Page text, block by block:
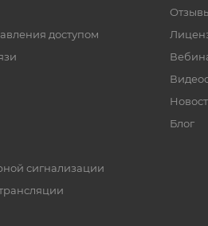
доступом
сигнализации
Блог